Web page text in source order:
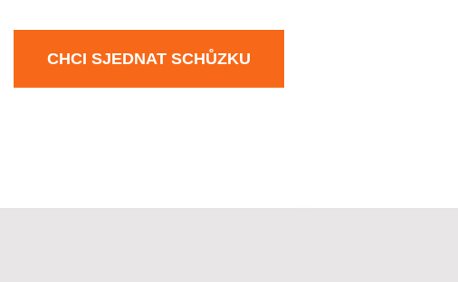
CHCI SJEDNAT SCHŮZKU